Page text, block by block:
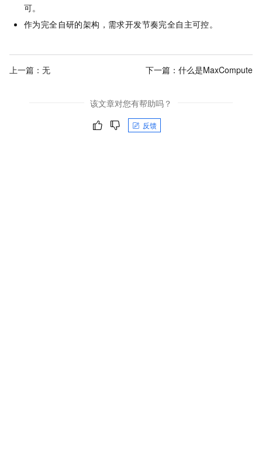
可。
作为完全自研的架构，需求开发节奏完全自主可控。
上一篇：无 下一篇： 什么是MaxCompute
该文章对您有帮助吗？
反馈